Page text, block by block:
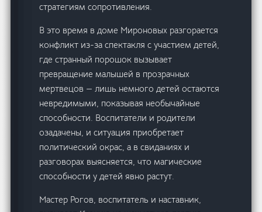
стратегиям сопротивления.
В это время в доме Мироновых разгорается
конфликт из-за спектакля с участием детей,
где странный порошок вызывает
превращение малышей в прозрачных
мертвецов — лишь немного детей остаются
невредимыми, показывая необычайные
способности. Воспитатели и родители
озадачены, и ситуация приобретает
политический окрас, а в свиданиях и
разговорах выясняется, что магические
способности у детей явно растут.
Мастер Рогов, воспитатель и наставник,